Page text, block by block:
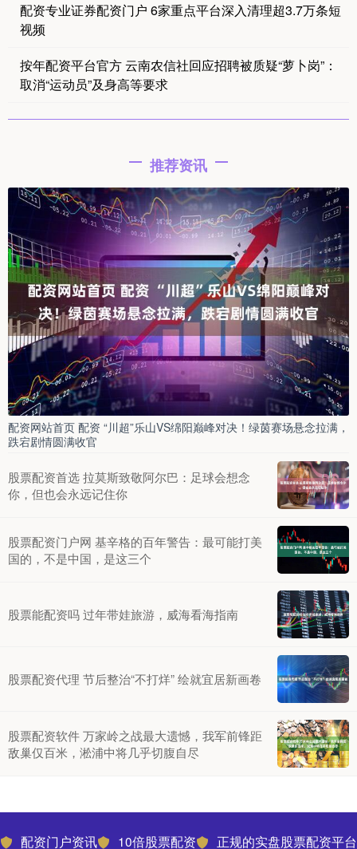
配资专业证券配资门户 6家重点平台深入清理超3.7万条短
视频
按年配资平台官方 云南农信社回应招聘被质疑“萝卜岗”：
取消“运动员”及身高等要求
推荐资讯
配资网站首页 配资 “川超”乐山VS绵阳巅峰对决！绿茵赛场悬念拉满，
跌宕剧情圆满收官
股票配资首选 拉莫斯致敬阿尔巴：足球会想念
你，但也会永远记住你
股票配资门户网 基辛格的百年警告：最可能打美
国的，不是中国，是这三个
股票能配资吗 过年带娃旅游，威海看海指南
股票配资代理 节后整治“不打烊” 绘就宜居新画卷
股票配资软件 万家岭之战最大遗憾，我军前锋距
敌巢仅百米，淞浦中将几乎切腹自尽
配资门户资讯 10倍股票配资 正规的实盘股票配资平台